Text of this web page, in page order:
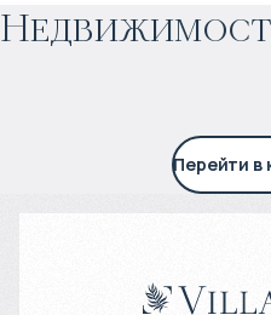
4% годовых
Перейти в